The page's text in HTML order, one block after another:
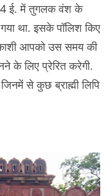
ई. में तुगलक वंश के
था. इसके पॉलिश किए
आपको उस समय की
के लिए प्रेरित करेगी.
से कुछ ब्राह्मी लिपि